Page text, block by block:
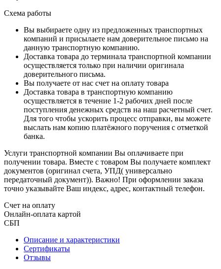
Схема работы
Вы выбираете одну из предложенных транспортных
компаний и присылаете нам доверительное письмо на
данную транспортную компанию.
Доставка товара до терминала транспортной компании
осуществляется только при наличии оригинала
доверительного письма.
Вы получаете от нас счет на оплату товара
Доставка товара в транспортную компанию
осуществляется в течение 1-2 рабочих дней после
поступления денежных средств на наш расчетный счет.
Для того чтобы ускорить процесс отправки, вы можете
выслать нам копию платёжного поручения с отметкой
банка.
Услуги транспортной компании Вы оплачиваете при
получении товара. Вместе с товаром Вы получаете комплект
документов (оригинал счета, УПД( универсально
передаточный документ)). Важно! При оформлении заказа
точно указывайте Ваш индекс, адрес, контактный телефон.
Счет на оплату
Онлайн-оплата картой
СБП
Описание и характеристики
Сертификаты
Отзывы